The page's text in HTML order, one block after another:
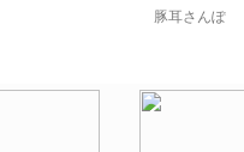
豚耳さんぽ